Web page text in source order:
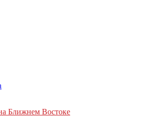
Ближнем Востоке